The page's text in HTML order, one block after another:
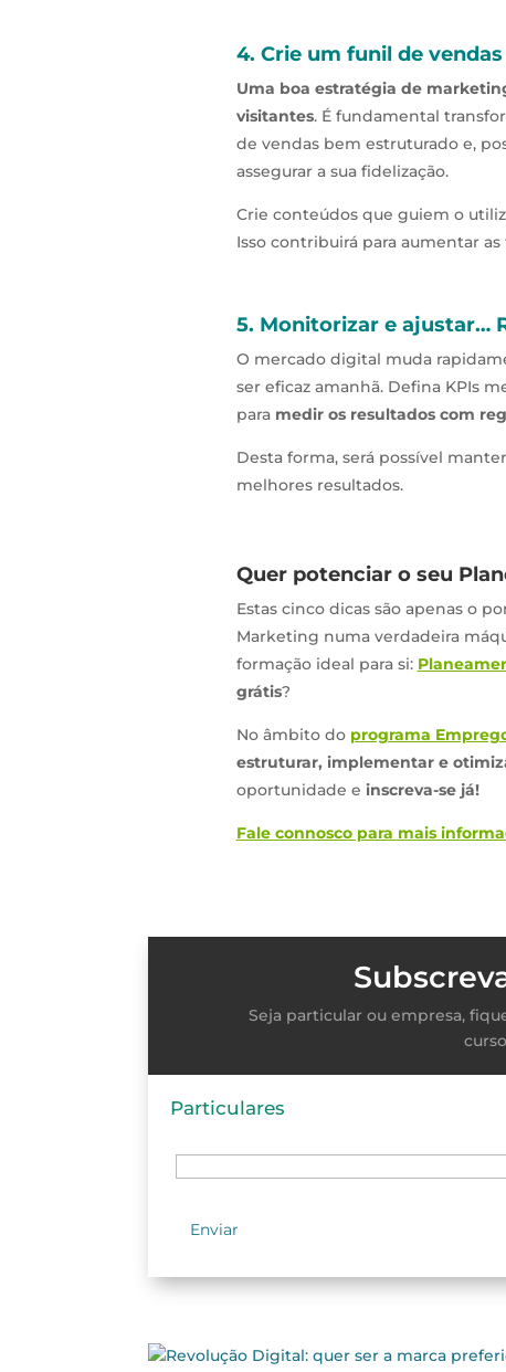
4. Crie um funil de
Uma boa estratégia de
visitantes. É fundamental
de vendas bem estruturado e,
assegurar a sua fidelização.
Crie conteúdos que guiem o
Isso contribuirá para aumentar
5. Monitorizar e ajustar…
O mercado digital muda
ser eficaz amanhã. Defina KPIs
paramedir os resultados com
Desta forma, será possível
melhores resultados.
Quer potenciar o seu
Estas cinco dicas são apenas o
Marketing numa verdadeira
formação ideal para si:
grátis?
No âmbito do programa
estruturar, implementar e
oportunidade e inscreva-se já!
Fale connosco para mais
Seja particular ou empresa,
Particulares